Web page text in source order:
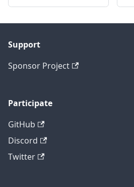
Support
Sponsor Project
Participate
GitHub
Discord
Twitter